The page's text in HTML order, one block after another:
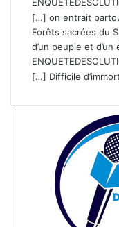
[…] on entrait
Forêts sacrées du
d’un peuple et
[…] Difficile